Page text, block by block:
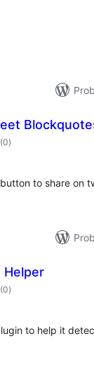
(0total
de
)
to share on
Helper
(0total
de
)
to help it